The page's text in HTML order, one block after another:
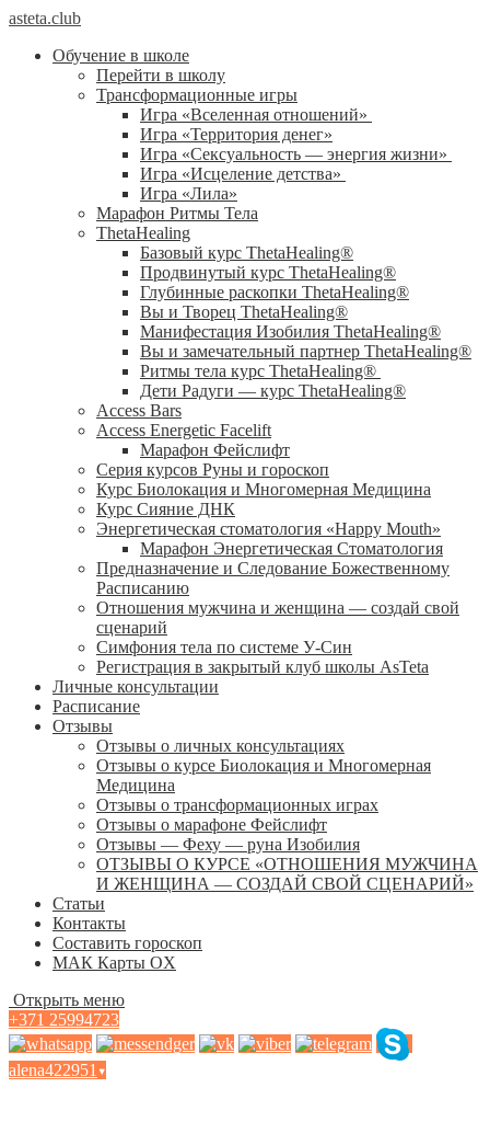
asteta.club
Обучение в школе
Перейти в школу
Трансформационные игры
Игра «Вселенная отношений»
Игра «Территория денег»
Игра «Сексуальность — энергия жизни»
Игра «Исцеление детства»
Игра «Лила»
Марафон Ритмы Тела
ThetaHealing
Базовый курс ThetaHealing®
Продвинутый курс ThetaHealing®
Глубинные раскопки ThetaHealing®
Вы и Творец ThetaHealing®
Манифестация Изобилия ThetaHealing®
Вы и замечательный партнер ThetaHealing®
Ритмы тела курс ThetaHealing®
Дети Радуги — курс ThetaHealing®
Access Bars
Access Energetic Facelift
Марафон Фейслифт
Серия курсов Руны и гороскоп
Курс Биолокация и Многомерная Медицина
Курс Сияние ДНК
Энергетическая стоматология «Happy Mouth»
Марафон Энергетическая Cтоматология
Предназначение и Следование Божественному
Расписанию
Отношения мужчина и женщина — создай свой
сценарий
Симфония тела по системе У-Син
Регистрация в закрытый клуб школы AsTeta
Личные консультации
Расписание
Отзывы
Отзывы о личных консультациях
Отзывы о курсе Биолокация и Многомерная
Медицина
Отзывы о трансформационных играх
Отзывы о марафоне Фейслифт
Отзывы — Феху — руна Изобилия
ОТЗЫВЫ О КУРСЕ «ОТНОШЕНИЯ МУЖЧИНА
И ЖЕНЩИНА — СОЗДАЙ СВОЙ СЦЕНАРИЙ»
Статьи
Контакты
Составить гороскоп
МАК Карты OХ
Открыть меню
+371 25994723
alena422951 ▾